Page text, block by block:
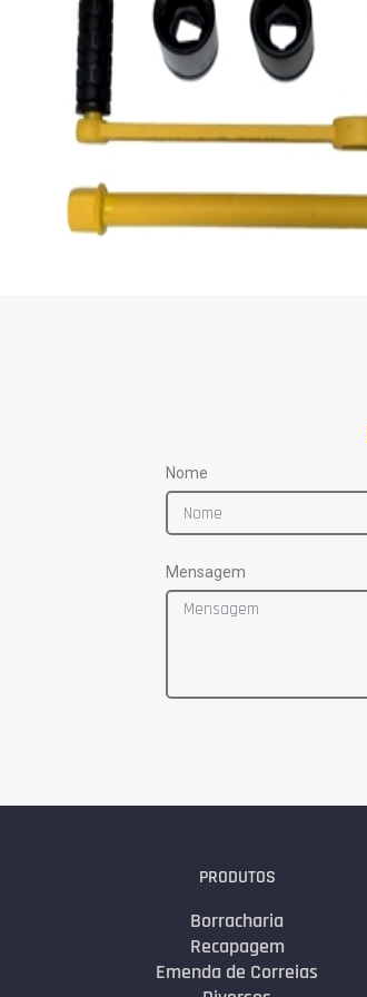
Nome
Mensagem
PRODUTOS
Borracharia
Recapagem
Emenda de Correias